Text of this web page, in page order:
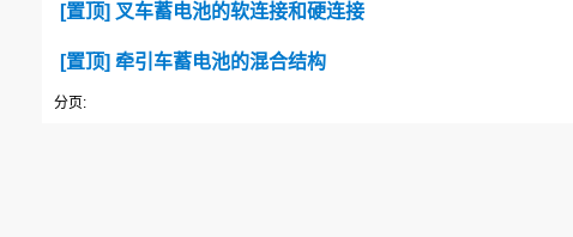
[置顶] 叉车蓄电池的软连接和硬连接
[置顶] 牵引车蓄电池的混合结构
分页: